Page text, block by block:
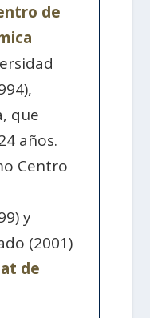
de
que
años.
Centro
y
(2001)
de